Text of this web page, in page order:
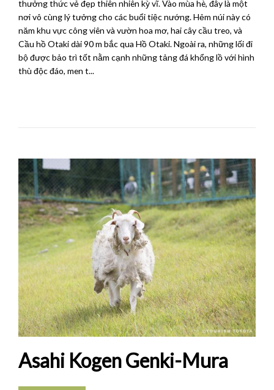
thưởng thức vẻ đẹp thiên nhiên kỳ vĩ. Vào mùa hè, đây là một
nơi vô cùng lý tưởng cho các buổi tiệc nướng. Hẻm núi này có
năm khu vực công viên và vườn hoa mơ, hai cây cầu treo, và
Cầu hồ Otaki dài 90 m bắc qua Hồ Otaki. Ngoài ra, những lối đi
bộ được bảo trì tốt nằm cạnh những tảng đá khổng lồ với hình
thù độc đáo, men t...
Asahi Kogen Genki-Mura